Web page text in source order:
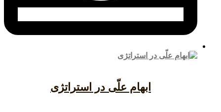
ابهام علّی در استراتژی